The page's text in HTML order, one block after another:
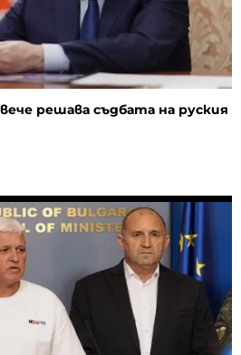
решава съдбата на руския